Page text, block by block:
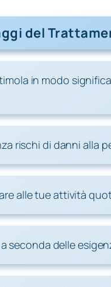
del
in modo
rischi di danni alla
alle tue attività
seconda delle